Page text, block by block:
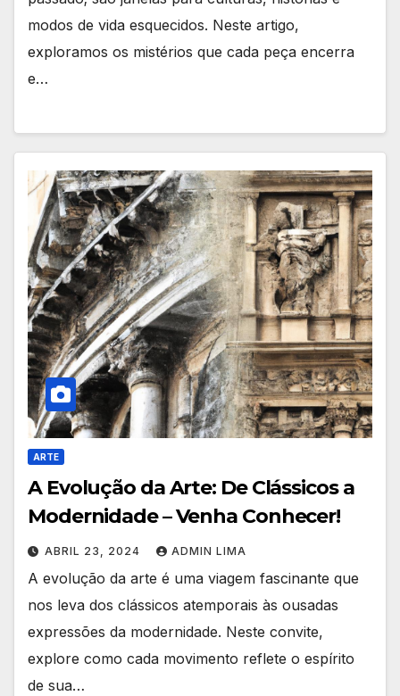
modos de vida esquecidos. Neste artigo,
exploramos os mistérios que cada peça encerra
e…
ARTE
A Evolução da Arte: De Clássicos a
Modernidade – Venha Conhecer!
ABRIL 23, 2024 ADMIN LIMA
A evolução da arte é uma viagem fascinante que
nos leva dos clássicos atemporais às ousadas
expressões da modernidade. Neste convite,
explore como cada movimento reflete o espírito
de sua…